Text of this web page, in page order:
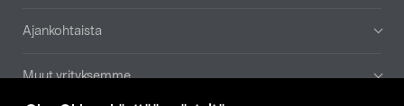
Ajankohtaista
Muut yrityksemme